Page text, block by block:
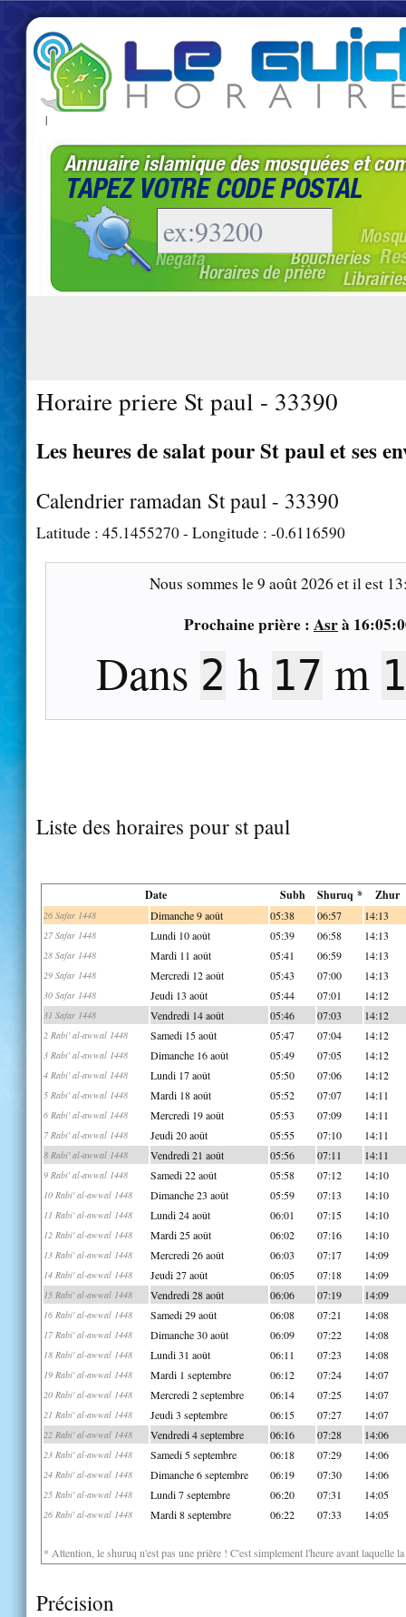
|
Horaire priere St paul - 33390
Les heures de salat pour St paul et ses
Calendrier ramadan St paul - 33390
Latitude : 45.1455270- Longitude : -0.6116590
Nous sommes le9 août 2026 et il est
Prochaine prière : Asrà
Dans 2 h 17 m
Liste des horaires pour st paul
Date Subh Shuruq * Zhur
26 Safar 1448 Dimanche 9 août 05:38 06:57 14:13
27 Safar 1448 Lundi 10 août 05:39 06:58 14:13
28 Safar 1448 Mardi 11 août 05:41 06:59 14:13
29 Safar 1448 Mercredi 12 août 05:43 07:00 14:13
30 Safar 1448 Jeudi 13 août 05:44 07:01 14:12
31 Safar 1448 Vendredi 14 août 05:46 07:03 14:12
2 Rabi' al-awwal 1448 Samedi 15 août 05:47 07:04 14:12
3 Rabi' al-awwal 1448 Dimanche 16 août 05:49 07:05 14:12
4 Rabi' al-awwal 1448 Lundi 17 août 05:50 07:06 14:12
5 Rabi' al-awwal 1448 Mardi 18 août 05:52 07:07 14:11
6 Rabi' al-awwal 1448 Mercredi 19 août 05:53 07:09 14:11
7 Rabi' al-awwal 1448 Jeudi 20 août 05:55 07:10 14:11
8 Rabi' al-awwal 1448 Vendredi 21 août 05:56 07:11 14:11
9 Rabi' al-awwal 1448 Samedi 22 août 05:58 07:12 14:10
10 Rabi' al-awwal 1448 Dimanche 23 août 05:59 07:13 14:10
11 Rabi' al-awwal 1448 Lundi 24 août 06:01 07:15 14:10
12 Rabi' al-awwal 1448 Mardi 25 août 06:02 07:16 14:10
13 Rabi' al-awwal 1448 Mercredi 26 août 06:03 07:17 14:09
14 Rabi' al-awwal 1448 Jeudi 27 août 06:05 07:18 14:09
15 Rabi' al-awwal 1448 Vendredi 28 août 06:06 07:19 14:09
16 Rabi' al-awwal 1448 Samedi 29 août 06:08 07:21 14:08
17 Rabi' al-awwal 1448 Dimanche 30 août 06:09 07:22 14:08
18 Rabi' al-awwal 1448 Lundi 31 août 06:11 07:23 14:08
19 Rabi' al-awwal 1448 Mardi 1 septembre 06:12 07:24 14:07
20 Rabi' al-awwal 1448 Mercredi 2 septembre 06:14 07:25 14:07
21 Rabi' al-awwal 1448 Jeudi 3 septembre 06:15 07:27 14:07
22 Rabi' al-awwal 1448 Vendredi 4 septembre 06:16 07:28 14:06
23 Rabi' al-awwal 1448 Samedi 5 septembre 06:18 07:29 14:06
24 Rabi' al-awwal 1448 Dimanche 6 septembre 06:19 07:30 14:06
25 Rabi' al-awwal 1448 Lundi 7 septembre 06:20 07:31 14:05
26 Rabi' al-awwal 1448 Mardi 8 septembre 06:22 07:33 14:05
* Attention, le shuruq n'est pas une prière ! C'est simplement l'heure avant laquelle
Précision